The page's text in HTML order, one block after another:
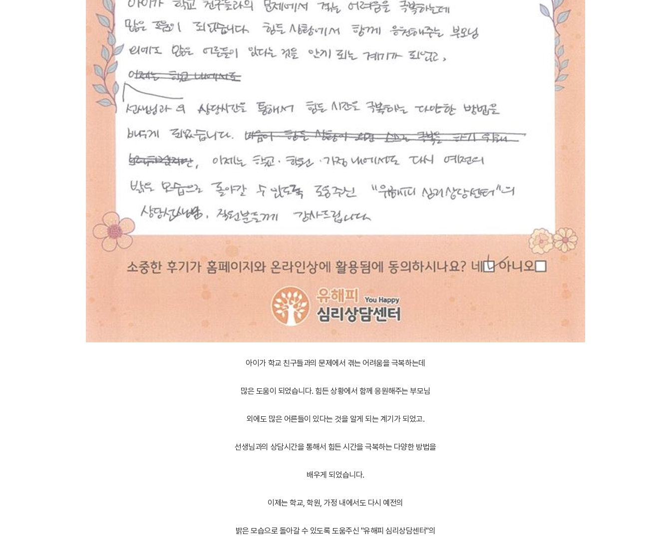
아이가 학교 친구들과의 문제에서 겪는 어려움을 극복하는데
많은 도움이 되었습니다. 힘든 상황에서 함께 응원해주는 부모님
외에도 많은 어른들이 있다는 것을 알게 되는 계기가 되었고.
선생님과의 상담시간을 통해서 힘든 시간을 극복하는 다양한 방법을
배우게 되었습니다.
이제는 학교, 학원, 가정 내에서도 다시 예전의
밝은 모습으로 돌아갈 수 있도록 도움주신 "유해피 심리상담센터"의